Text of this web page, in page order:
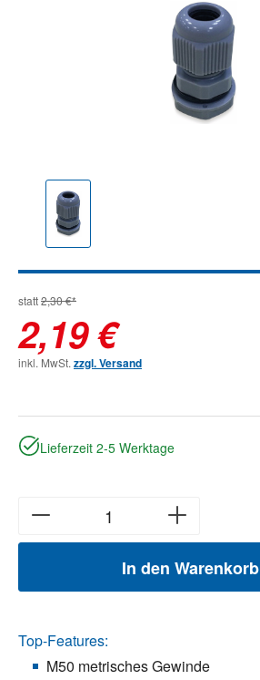
statt2,30 €*
2,19 €
inkl. MwSt. zzgl. Versand
Lieferzeit 2-5 Werktage
In den Warenkorb
Top-Features:
M50 metrisches Gewinde